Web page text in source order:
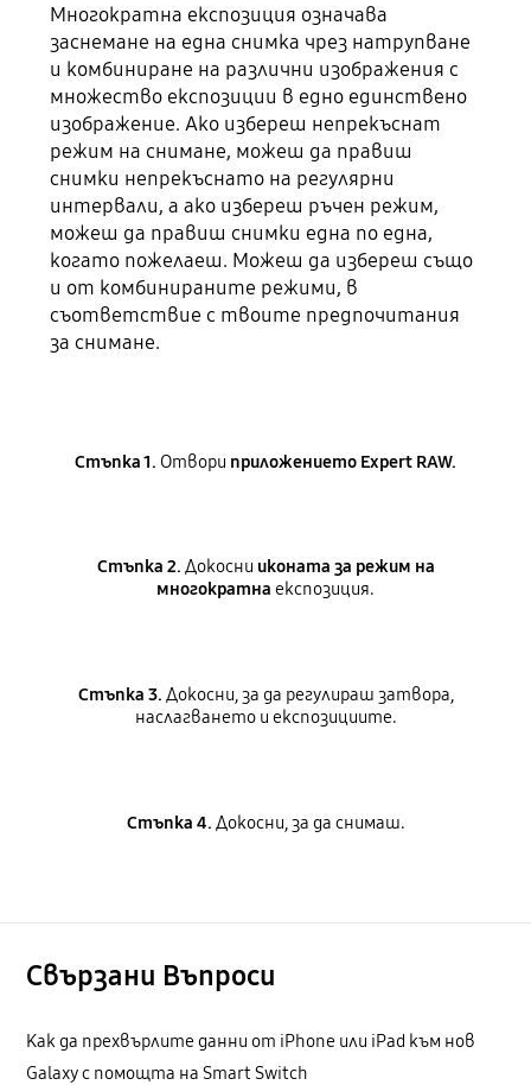
Многократна експозиция означава
заснемане на една снимка чрез натрупване
и комбиниране на различни изображения с
множество експозиции в едно единствено
изображение. Ако избереш непрекъснат
режим на снимане, можеш да правиш
снимки непрекъснато на регулярни
интервали, а ако избереш ръчен режим,
можеш да правиш снимки една по една,
когато пожелаеш. Можеш да избереш също
и от комбинираните режими, в
съответствие с твоите предпочитания
за снимане.
Стъпка 1. Отвори приложението Expert RAW.
Стъпка 2. Докосни иконата за режим на
многократна експозиция.
Стъпка 3. Докосни, за да регулираш затвора,
наслагването и експозициите.
Стъпка 4. Докосни, за да снимаш.
Свързани Bъпроси
Как да прехвърлите данни от iPhone или iPad към нов
Galaxy с помощта на Smart Switch